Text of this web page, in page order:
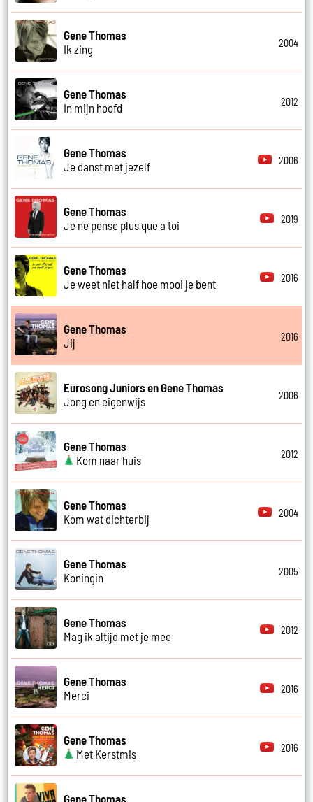
Gene Thomas
Ik zing
2004
Gene Thomas
In mijn hoofd
2012
Gene Thomas
Je danst met jezelf
2006
Gene Thomas
Je ne pense plus que a toi
2019
Gene Thomas
Je weet niet half hoe mooi je bent
2016
Gene Thomas
Jij
2016
Eurosong Juniors en Gene Thomas
Jong en eigenwijs
2006
Gene Thomas
Kom naar huis
2012
Gene Thomas
Kom wat dichterbij
2004
Gene Thomas
Koningin
2005
Gene Thomas
Mag ik altijd met je mee
2012
Gene Thomas
Merci
2016
Gene Thomas
Met Kerstmis
2016
Gene Thomas